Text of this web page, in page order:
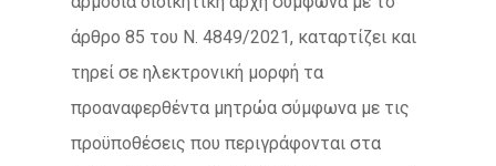
άρθρο 85 του Ν. 4849/2021, καταρτίζει και
τηρεί σε ηλεκτρονική μορφή τα
προαναφερθέντα μητρώα σύμφωνα με τις
προϋποθέσεις που περιγράφονται στα